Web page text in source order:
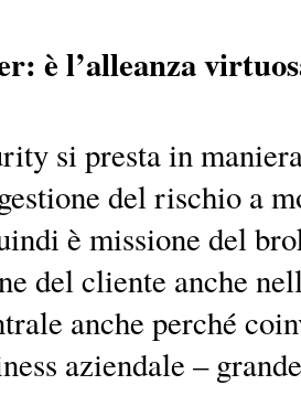
è l’alleanza
si presta in
del rischio a
è missione del
del cliente anche
anche perché
aziendale –